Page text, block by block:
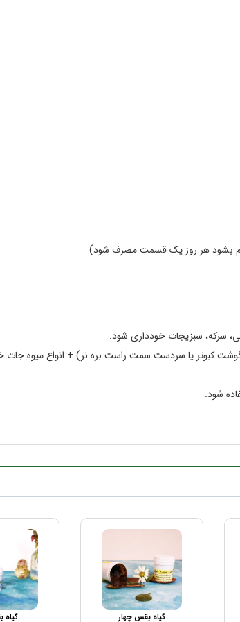
بشود هر روز یک قسمت مصرف شود)
سرکه، سبزیجات خودداری شود.
(گوشت کبوتر یا سردست سمت راست بره نر) + انواع
شود.
گیاه بقس چهار گیاه